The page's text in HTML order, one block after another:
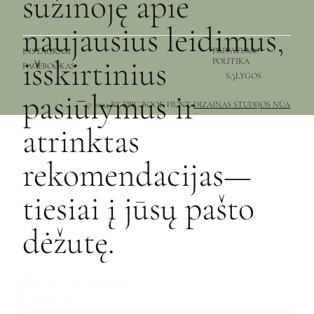
PRIVATUMO
POLITIKA
SĄLYGOS
© 2024 BY EPIC BOOK HUNT.DIZAINAS STUDIJOS NŪA
INSTAGRAM
FACEBOOKAS
naujausius leidimus,
išskirtinius
pasiūlymus ir
atrinktas
rekomendacijas—
tiesiai į jūsų pašto
dėžutę.